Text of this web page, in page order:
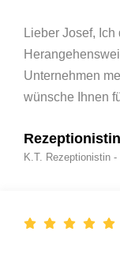
Lieber Josef,
Unternehmen
wünsche Ihnen
Rezeptionistin
K.T. Rezeptionistin -